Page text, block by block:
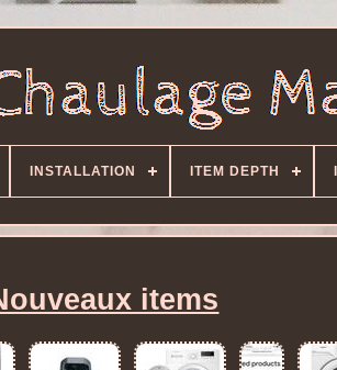
INSTALLATION ITEM DEPTH
items